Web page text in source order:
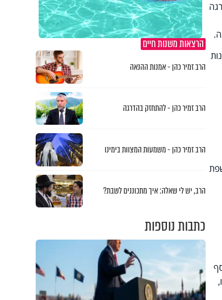
הרצאות משנות חיים
הרב זמיר כהן - אמנות ההנאה
הרב זמיר כהן - להתחזק בהדרגה
הרב זמיר כהן - משמעות המצוות בימינו
הרב, יש לי שאלה: איך מתכוננים לשבת?
כתבות נוספות